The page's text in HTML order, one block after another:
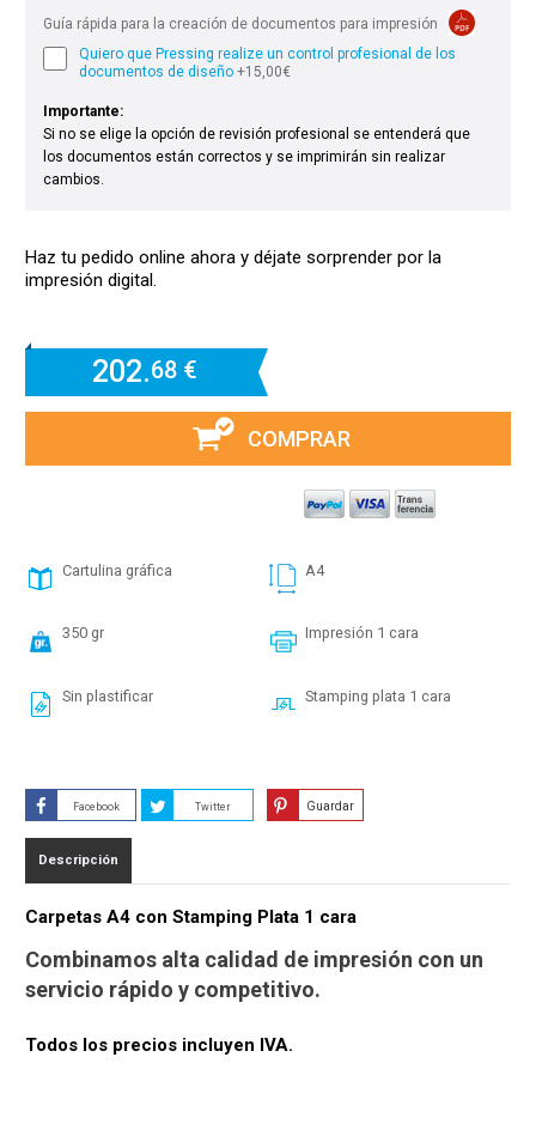
Guía rápida para la creación de documentos para impresión
Quiero que Pressing realize un control profesional de los
documentos de diseño +15,00€
Importante:
Si no se elige la opción de revisión profesional se entenderá que
los documentos están correctos y se imprimirán sin realizar
cambios.
Haz tu pedido online ahora y déjate sorprender por la
impresión digital.
202.68 €
COMPRAR
Cartulina gráfica A4
350 gr Impresión 1 cara
Sin plastificar Stamping plata 1 cara
Facebook Twitter Guardar
Descripción
Carpetas A4 con Stamping Plata 1 cara
Combinamos alta calidad de impresión con un
servicio rápido y competitivo.
Todos los precios incluyen IVA.